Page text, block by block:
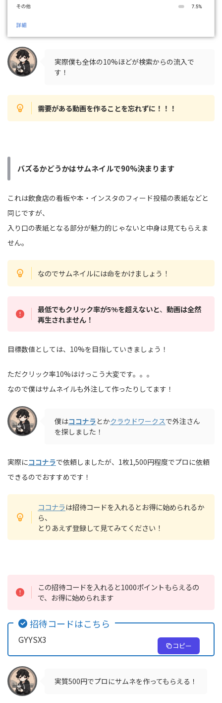
実際僕も全体の10%ほどが検索からの流入で
す！
需要がある動画を作ることを忘れずに！！！
バズるかどうかはサムネイルで90%決まります
これは飲食店の看板や本・インスタのフィード投稿の表紙などと
同じですが、
入り口の表紙となる部分が魅力的じゃないと中身は見てもらえま
せん。
なのでサムネイルには命をかけましょう！
最低でもクリック率が5%を超えないと、動画は全然
再生されません！
目標数値としては、10%を目指していきましょう！
ただクリック率10%はけっこう大変です。。。
なので僕はサムネイルも外注して作ったりしてます！
僕はココナラとかクラウドワークスで外注さん
を探しました！
実際にココナラで依頼しましたが、1枚1,500円程度でプロに依頼
できるのでおすすめです！
ココナラは招待コードを入れるとお得に始められるか
ら、
とりあえず登録して見てみてください！
この招待コードを入れると1000ポイントもらえるの
で、お得に始められます
招待コードはこちら
GYYSX3
コピー
実質500円でプロにサムネを作ってもらえる！